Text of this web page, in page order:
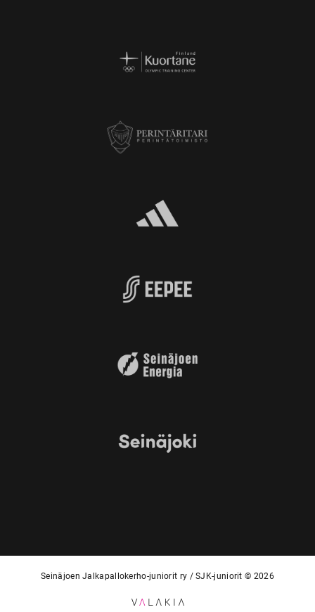
Seinäjoen Jalkapallokerho-juniorit ry / SJK-juniorit © 2026